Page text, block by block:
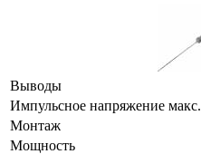
Выводы
Импульсное напряжение макс.
Монтаж
Мощность